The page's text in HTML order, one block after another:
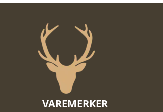
produktsiden
VAREMERKER